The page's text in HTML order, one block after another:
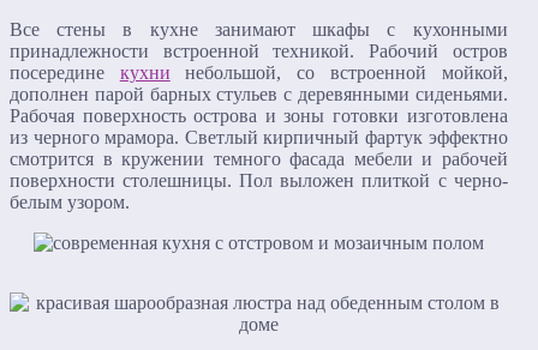
Все стены в кухне занимают шкафы с кухонными
принадлежности встроенной техникой. Рабочий остров
посередине кухни небольшой, со встроенной мойкой,
дополнен парой барных стульев с деревянными сиденьями.
Рабочая поверхность острова и зоны готовки изготовлена
из черного мрамора. Светлый кирпичный фартук эффектно
смотрится в кружении темного фасада мебели и рабочей
поверхности столешницы. Пол выложен плиткой с черно-
белым узором.